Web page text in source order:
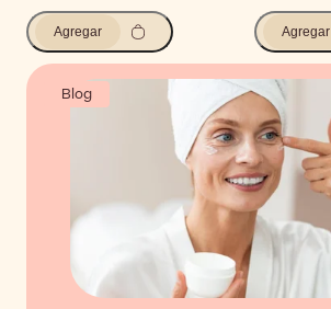
Agregar Agregar
Blog